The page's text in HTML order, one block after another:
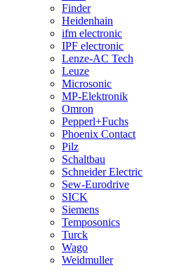
Finder
Heidenhain
ifm electronic
IPF electronic
Lenze-AC Tech
Leuze
Microsonic
MP-Elektronik
Omron
Pepperl+Fuchs
Phoenix Contact
Pilz
Schaltbau
Schneider Electric
Sew-Eurodrive
SICK
Siemens
Temposonics
Turck
Wago
Weidmuller